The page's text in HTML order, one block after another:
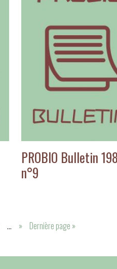
PROBIO Bulletin
n°9
… » Dernière page »